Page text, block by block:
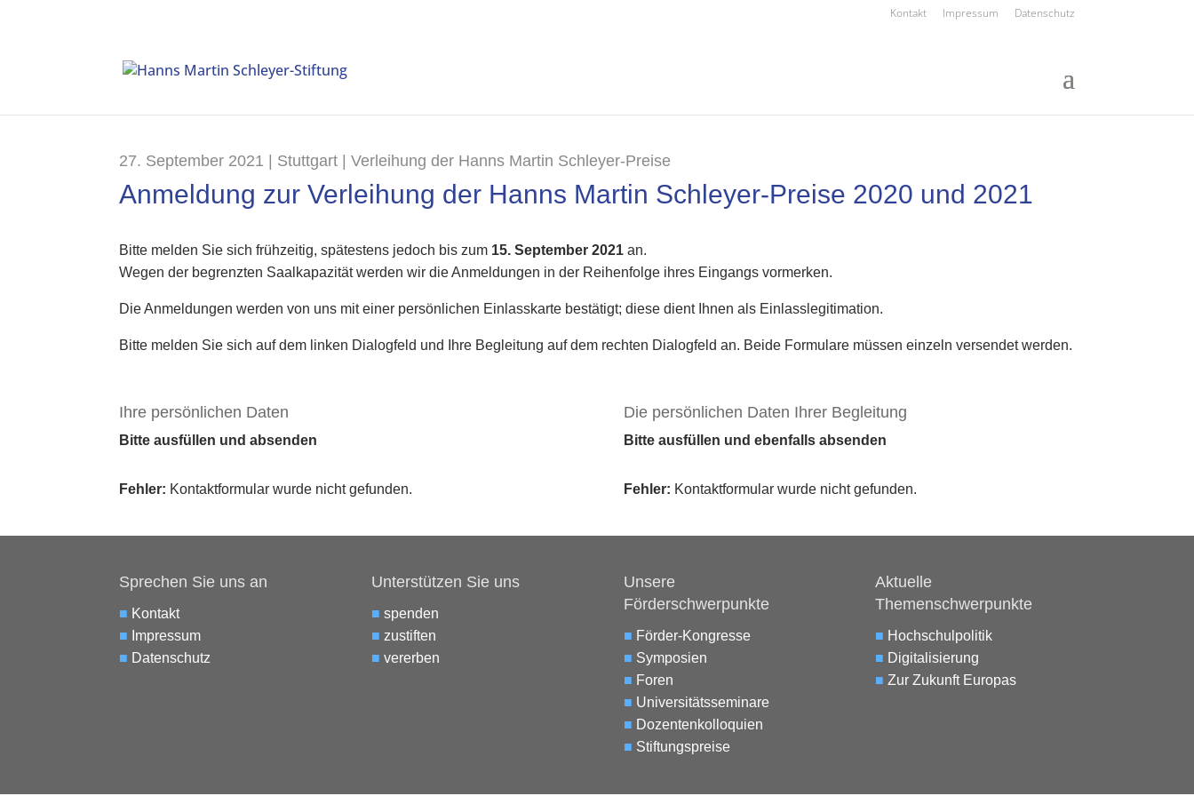
Kontakt Impressum Datenschutz
27. September 2021 | Stuttgart | Verleihung der Hanns Martin Schleyer-Preise
Anmeldung zur Verleihung der Hanns Martin Schleyer-Preise 2020 und 2021
Bitte melden Sie sich frühzeitig, spätestens jedoch bis zum 15. September 2021 an.
Wegen der begrenzten Saalkapazität werden wir die Anmeldungen in der Reihenfolge ihres Eingangs vormerken.
Die Anmeldungen werden von uns mit einer persönlichen Einlasskarte bestätigt; diese dient Ihnen als Einlasslegitimation.
Bitte melden Sie sich auf dem linken Dialogfeld und Ihre Begleitung auf dem rechten Dialogfeld an. Beide Formulare müssen einzeln versendet werden.
Ihre persönlichen Daten
Bitte ausfüllen und absenden
Fehler: Kontaktformular wurde nicht gefunden.
Die persönlichen Daten Ihrer Begleitung
Bitte ausfüllen und ebenfalls absenden
Fehler: Kontaktformular wurde nicht gefunden.
Sprechen Sie uns an
■ Kontakt
■ Impressum
■ Datenschutz
Unterstützen Sie uns
■ spenden
■ zustiften
■ vererben
Unsere
Förderschwerpunkte
■ Förder-Kongresse
■ Symposien
■ Foren
■ Universitätsseminare
■ Dozentenkolloquien
■ Stiftungspreise
Aktuelle
Themenschwerpunkte
■ Hochschulpolitik
■ Digitalisierung
■ Zur Zukunft Europas